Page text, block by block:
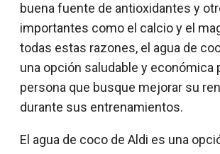
buena fuente de antioxidantes y
importantes como el calcio y el
todas estas razones, el agua de
una opción saludable y económica
persona que busque mejorar su
durante sus entrenamientos.
El agua de coco de Aldi es una